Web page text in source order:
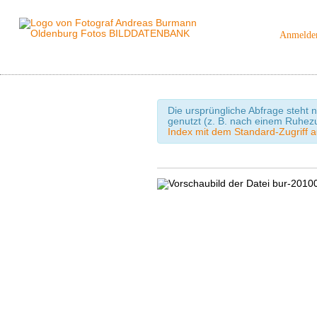
Die ursprüngliche Abfrage steht
genutzt (z. B. nach einem
Index mit dem Standard-Zugriff